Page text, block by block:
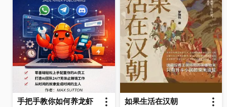
手把手教你如何养龙虾 如果生活在汉朝